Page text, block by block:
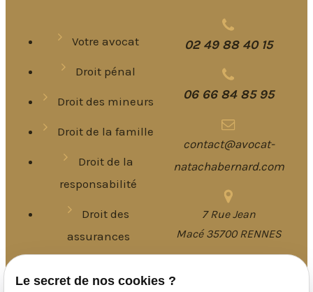
Votre avocat
Droit pénal
Droit des mineurs
Droit de la famille
Droit de la
responsabilité
Droit des
assurances
Plan du site
02 49 88 40 15
06 66 84 85 95
contact@avocat-
natachabernard.com
7 Rue Jean
Macé 35700 RENNES
Le secret de nos cookies ?